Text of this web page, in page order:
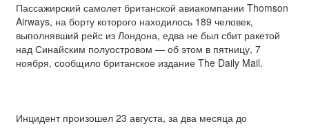
Пассажирский самолет британской авиакомпании Thomson
Airways, на борту которого находилось 189 человек,
выполнявший рейс из Лондона, едва не был сбит ракетой
над Синайским полуостровом — об этом в пятницу, 7
ноября, сообщило британское издание The Daily Mail.
Инцидент произошел 23 августа, за два месяца до